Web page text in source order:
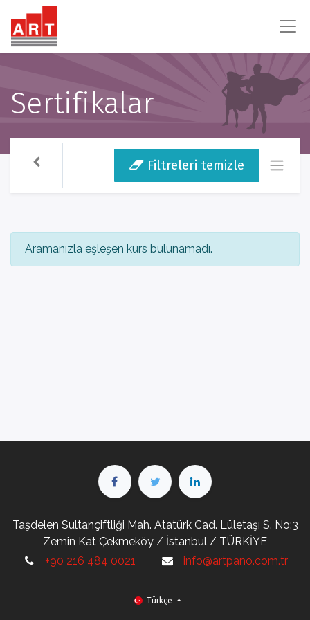
Sertifikalar
Filtreleri temizle
Aramanızla eşleşen kurs bulunamadı.
Taşdelen Sultançiftliği Mah. Atatürk Cad. Lületaşı S. No:3
Zemin Kat Çekmeköy / İstanbul / TÜRKİYE
+90 216 484 0021
info@artpano.com.tr
Türkçe